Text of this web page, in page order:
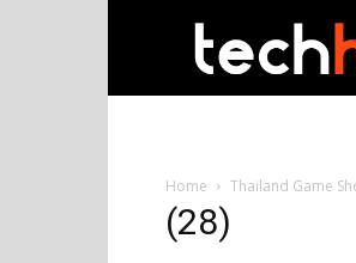
Home Thailand Game
(28)